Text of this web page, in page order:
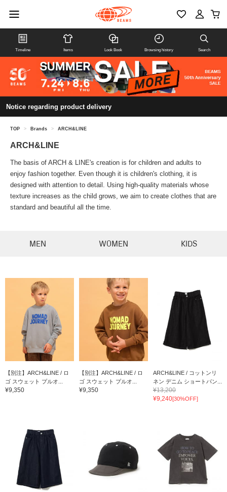
Timeline Items Look Book Browsing history Search
Notice regarding product delivery
TOP > Brands > ARCH&LINE
ARCH&LINE
The basis of ARCH & LINE's creation is for children and adults to
enjoy fashion together. Even though it is children's clothing, it is
designed with attention to detail. Using high-quality materials whose
texture increases as the child grows, we aim to create clothes that are
standard and beautiful all the time.
MEN WOMEN KIDS
【別注】ARCH&LINE / ロ
ゴ スウェット プルオ...
¥9,350
【別注】ARCH&LINE / ロ
ゴ スウェット プルオ...
¥9,350
ARCH&LINE / コットンリ
ネン デニム ショートパン...
¥13,200
¥9,240[30%OFF]